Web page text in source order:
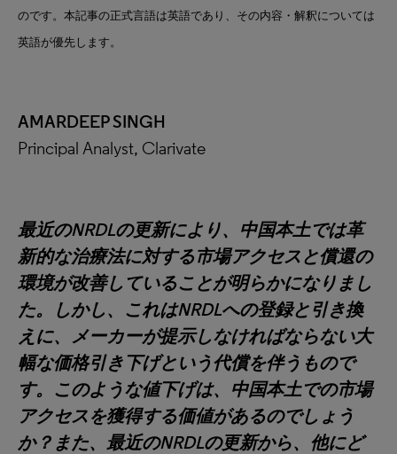
のです。本記事の正式言語は英語であり、その内容・解釈については
英語が優先します。
AMARDEEP SINGH
Principal Analyst, Clarivate
最近のNRDLの更新により、中国本土では革
新的な治療法に対する市場アクセスと償還の
環境が改善していることが明らかになりまし
た。しかし、これはNRDLへの登録と引き換
えに、メーカーが提示しなければならない大
幅な価格引き下げという代償を伴うもので
す。このような値下げは、中国本土での市場
アクセスを獲得する価値があるのでしょう
か？また、最近のNRDLの更新から、他にど